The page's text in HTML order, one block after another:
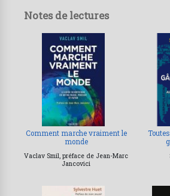
Notes de lectures
Comment marche vraiment le
monde
Vaclav Smil, préface de Jean-Marc
Jancovici